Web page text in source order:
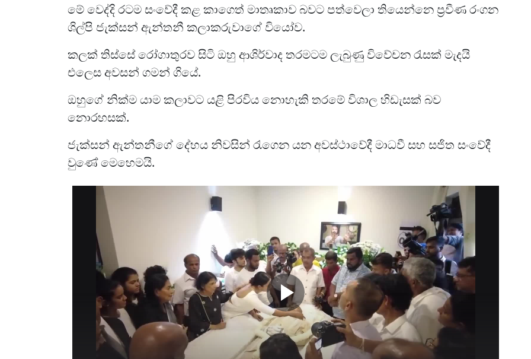
මේ වෙද්දි රටම සංවේදී කළ කාගෙත් මාතෘකාව බවට පත්වෙලා තියෙන්නෙ ප්‍රවීණ රංගන
ශිල්පි ජැක්සන් ඇන්තනී කලාකරුවාගේ වියෝව.
කලක් තිස්සේ රෝගාතුරව සිටි ඔහු ආශිර්වාද තරමටම ලැබුණු විවේචන රැසක් මැදයි
එලෙස අවසන් ගමන් ගියේ.
ඔහුගේ නික්ම යාම කලාවට යළි පිරවිය නොහැකි තරමේ විශාල හිඩැසක් බව
නොරහසක්.
ජැක්සන් ඇන්තනීගේ දේහය නිවසින් රැගෙන යන අවස්ථාවේදී මාධවී සහ සජිත සංවේදී
වුණේ මෙහෙමයි.